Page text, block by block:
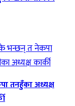
तनहुँका अध्यक्ष